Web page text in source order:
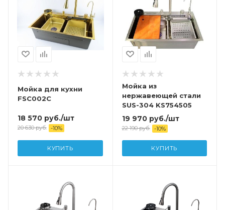
Мойка для кухни
FSC002C
18 570 руб./шт
20 630руб. -10%
КУПИТЬ
Мойка из
нержавеющей стали
SUS-304 KS754505
19 970руб./шт
22 190руб. -10%
КУПИТЬ